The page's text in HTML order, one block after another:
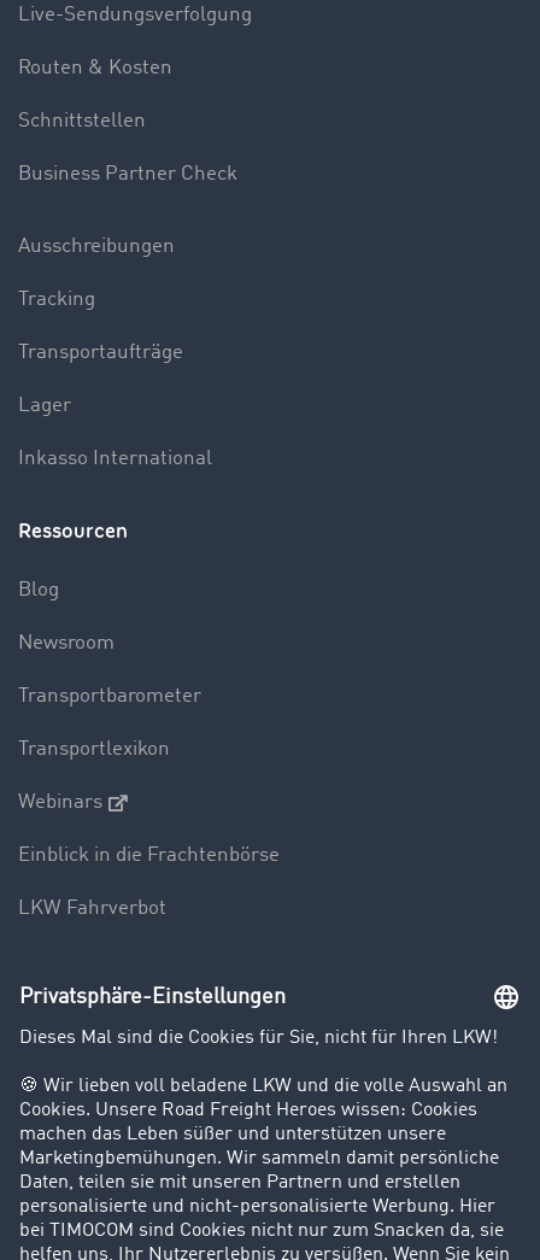
Live-Sendungsverfolgung
Routen & Kosten
Schnittstellen
Business Partner Check
Ausschreibungen
Tracking
Transportaufträge
Lager
Inkasso International
Ressourcen
Blog
Newsroom
Transportbarometer
Transportlexikon
Webinars
Einblick in die Frachtenbörse
LKW Fahrverbot
Unternehmen
Kunden werben Kunden
Success Stories
Karriere
Support